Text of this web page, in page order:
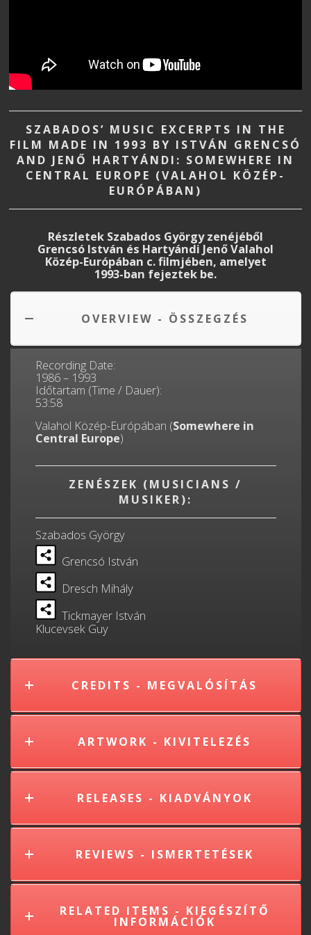
SZABADOS’ MUSIC EXCERPTS IN THE
FILM MADE IN 1993 BY ISTVÁN GRENCSÓ
AND JENŐ HARTYÁNDI: SOMEWHERE IN
CENTRAL EUROPE (VALAHOL KÖZÉP-
EURÓPÁBAN)
Részletek Szabados György zenéjéből
Grencsó István és Hartyándi Jenő Valahol
Közép-Európában c. filmjében, amelyet
1993-ban fejeztek be.
OVERVIEW - ÖSSZEGZÉS
Recording Date:
1986 – 1993
Időtartam (Time / Dauer):
53:58
Valahol Közép-Európában (Somewhere in
Central Europe)
ZENÉSZEK (MUSICIANS /
MUSIKER):
Szabados György
Grencsó István
Dresch Mihály
Tickmayer István
Klucevsek Guy
CREDITS - MEGVALÓSÍTÁS
ARTWORK - KIVITELEZÉS
RELEASES - KIADVÁNYOK
REVIEWS - ISMERTETÉSEK
RELATED ITEMS - KIEGÉSZÍTŐ
INFORMÁCIÓK